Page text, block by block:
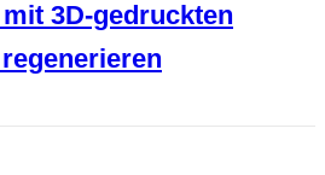
3D-gedruckten